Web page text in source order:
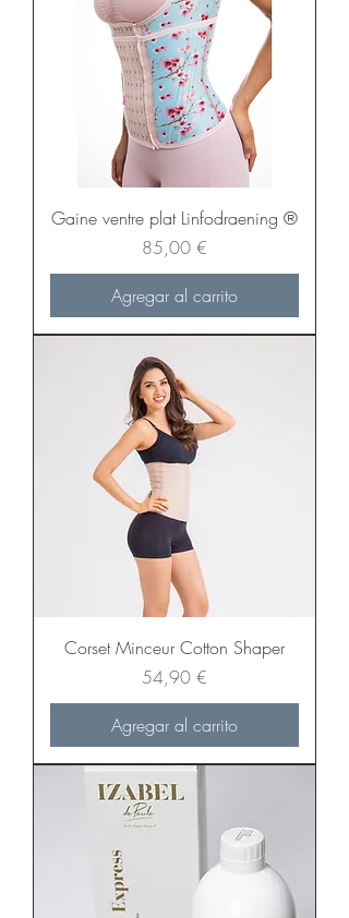
Gaine ventre plat Linfodraening ®
Precio
85,00 €
Agregar al carrito
Corset Minceur Cotton Shaper
Precio
54,90 €
Agregar al carrito